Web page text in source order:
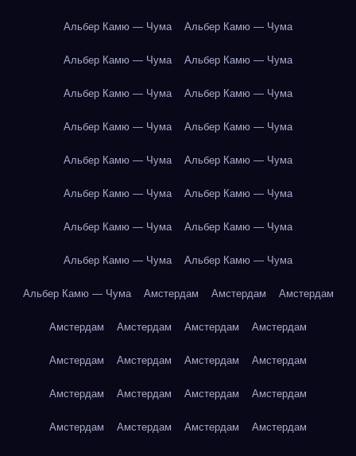
Альбер Камю — Чума Альбер Камю — Чума
Альбер Камю — Чума Альбер Камю — Чума
Альбер Камю — Чума Альбер Камю — Чума
Альбер Камю — Чума Альбер Камю — Чума
Альбер Камю — Чума Альбер Камю — Чума
Альбер Камю — Чума Альбер Камю — Чума
Альбер Камю — Чума Альбер Камю — Чума
Альбер Камю — Чума Альбер Камю — Чума
Альбер Камю — Чума Амстердам Амстердам Амстердам
Амстердам Амстердам Амстердам Амстердам
Амстердам Амстердам Амстердам Амстердам
Амстердам Амстердам Амстердам Амстердам
Амстердам Амстердам Амстердам Амстердам